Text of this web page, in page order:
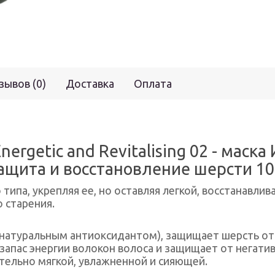
(0) Доставка Оплата
and Revitalising 02 - маска
и восстановление шерсти
укрепляя ее, но оставляя легкой,
антиоксидантом), защищает шерсть
энергии волокон волоса и защищает от
мягкой, увлажненной и сияющей.